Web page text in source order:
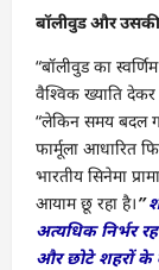
बॉलीवुड और उसकी
“बॉलीवुड का
वैश्विक ख्याति
“लेकिन समय बदल
फार्मूला आधारित
भारतीय सिनेमा
आयाम छू रहा है।”
अत्यधिक निर्भर
और छोटे शहरों के